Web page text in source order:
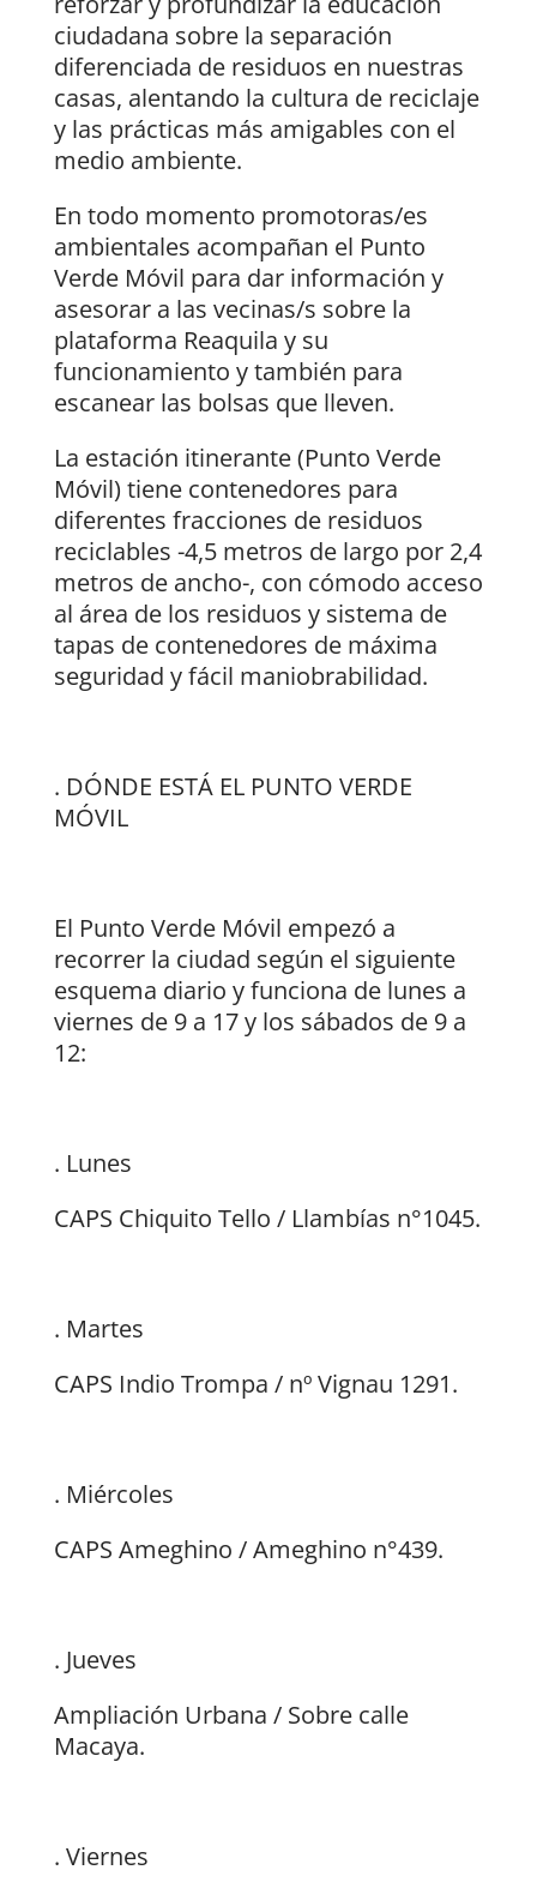
ciudadana sobre la separación
diferenciada de residuos en nuestras
casas, alentando la cultura de reciclaje
y las prácticas más amigables con el
medio ambiente.
En todo momento promotoras/es
ambientales acompañan el Punto
Verde Móvil para dar información y
asesorar a las vecinas/s sobre la
plataforma Reaquila y su
funcionamiento y también para
escanear las bolsas que lleven.
La estación itinerante (Punto Verde
Móvil) tiene contenedores para
diferentes fracciones de residuos
reciclables -4,5 metros de largo por 2,4
metros de ancho-, con cómodo acceso
al área de los residuos y sistema de
tapas de contenedores de máxima
seguridad y fácil maniobrabilidad.
. DÓNDE ESTÁ EL PUNTO VERDE
MÓVIL
El Punto Verde Móvil empezó a
recorrer la ciudad según el siguiente
esquema diario y funciona de lunes a
viernes de 9 a 17 y los sábados de 9 a
12:
. Lunes
CAPS Chiquito Tello / Llambías n°1045.
. Martes
CAPS Indio Trompa / nº Vignau 1291.
. Miércoles
CAPS Ameghino / Ameghino n°439.
. Jueves
Ampliación Urbana / Sobre calle
Macaya.
. Viernes